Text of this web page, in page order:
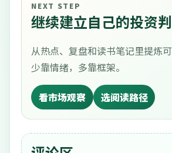
NEXT STEP
继续建立自己的投资
从热点、复盘和读书笔记里提炼可
少靠情绪，多靠框架。
看市场观察 选阅读路径